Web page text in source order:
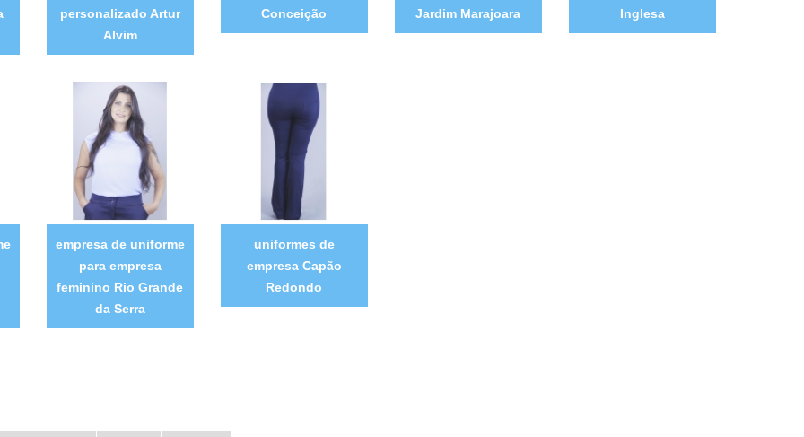
personalizado Artur
Alvim
Conceição
Jardim Marajoara
Inglesa
empresa de uniforme
para empresa
feminino Rio Grande
da Serra
uniformes de
empresa Capão
Redondo